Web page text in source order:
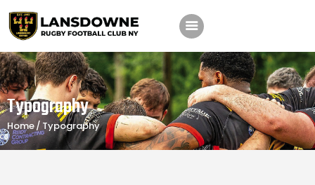
Typography
Home Typography
Schedule
Our Team
Johnny Triangles
Tournament